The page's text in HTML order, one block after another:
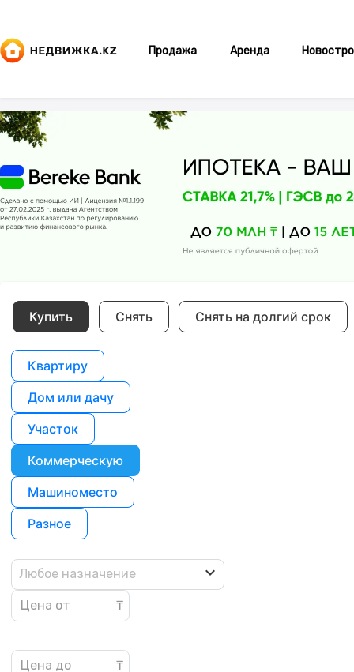
Продажа Аренда
Купить Снять Снять на долгий срок
Квартиру
Дом или дачу
Участок
Коммерческую
Машиноместо
Разное
Любое назначение